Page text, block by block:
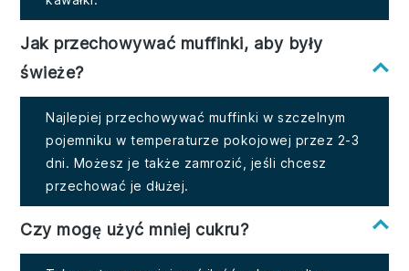
Jak przechowywać muffinki, aby były
świeże?
Najlepiej przechowywać muffinki w szczelnym
pojemniku w temperaturze pokojowej przez 2-3
dni. Możesz je także zamrozić, jeśli chcesz
przechować je dłużej.
Czy mogę użyć mniej cukru?